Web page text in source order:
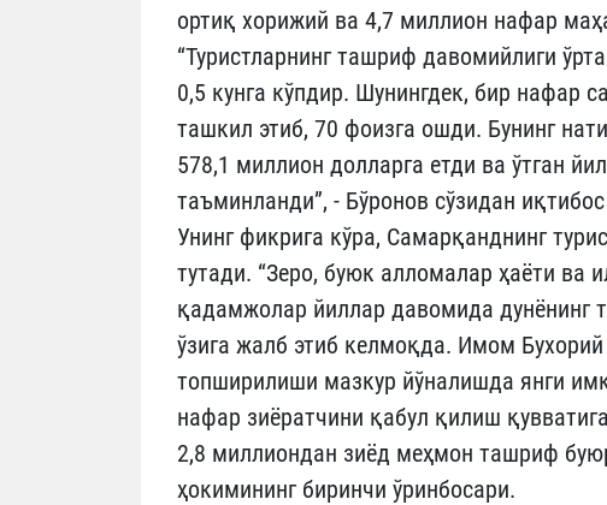
ортиқ хорижий ва 4,7 миллион нафар
“Туристларнинг ташриф давомийлиги
0,5 кунга кўпдир. Шунингдек, бир нафар
ташкил этиб, 70 фоизга ошди. Бунинг
578,1 миллион долларга етди ва ўтган
таъминланди”, - Бўронов сўзидан
Унинг фикрига кўра, Самарқанднинг
тутади. “Зеро, буюк алломалар ҳаёти ва
қадамжолар йиллар давомида дунёнинг
ўзига жалб этиб келмоқда. Имом
топширилиши мазкур йўналишда янги
нафар зиёратчини қабул қилиш
2,8 миллиондан зиёд меҳмон ташриф
ҳокимининг биринчи ўринбосари.